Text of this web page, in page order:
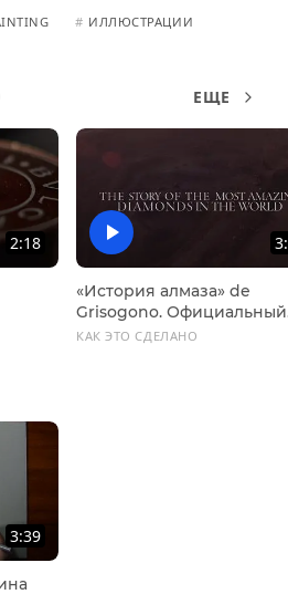
# ИЛЛЮСТРАЦИИ
ЕЩЕ
2:18
«История алмаза» de
Grisogono. Официальный
трейлер
КАК ЭТО СДЕЛАНО
3:39